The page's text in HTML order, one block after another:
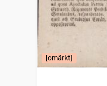
[omärkt]